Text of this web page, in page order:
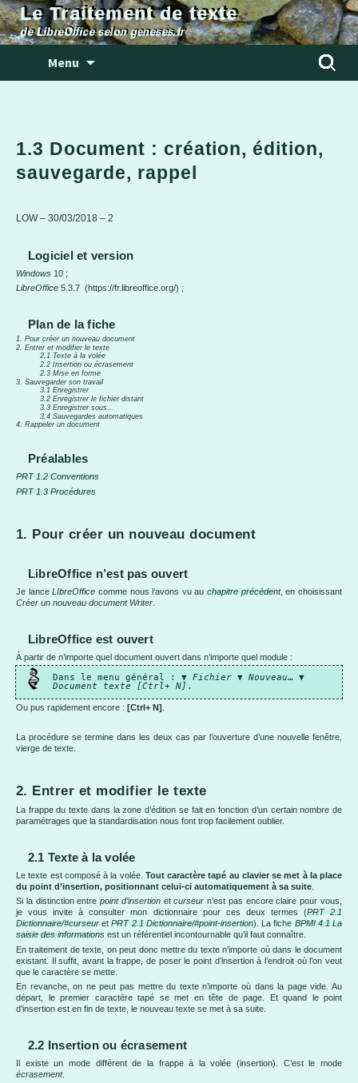
Le Traitement de texte
de LibreOffice selon geneses.fr
Menu
1.3 Document : création, édition,
sauvegarde, rappel
LOW – 30/03/2018 – 2
Logiciel et version
Windows 10 ;
LibreOffice 5.3.7 (https://fr.libreoffice.org/) ;
Plan de la fiche
1. Pour créer un nouveau document
2. Entrer et modifier le texte
2.1 Texte à la volée
2.2 Insertion ou écrasement
2.3 Mise en forme
3. Sauvegarder son travail
3.1 Enregistrer
3.2 Enregistrer le fichier distant
3.3 Enregistrer sous…
3.4 Sauvegardes automatiques
4. Rappeler un document
Préalables
PRT 1.2 Conventions
PRT 1.3 Procédures
1. Pour créer un nouveau document
LibreOffice n’est pas ouvert
Je lanceLIbreOffice comme nous l’avons vu auchapitre précédent, en choisissant
Créer un nouveau document Writer
LibreOffice est ouvert
À partir de n’importe quel document ouvert dans n’importe quel module :
Dans le menu général : ▼Fichier ▼Nouveau… ▼
Document texte [Ctrl+ N] .
Ou pus rapidement encore : [Ctrl+ N]
La procédure se termine dans les deux cas par l’ouverture d’une nouvelle fenêtre,
vierge de texte.
2. Entrer et modifier le texte
La frappe du texte dans la zone d’édition se fait en fonction d’un certain nombre de
paramétrages que la standardisation nous font trop facilement oublier.
2.1 Texte à la volée
Le texte est composé à la volée. Tout caractère tapé au clavier se met à la place
du point d’insertion, positionnant celui-ci automatiquement à sa suite
Si la distinction entrepoint d’insertionetcurseur n’est pas encore claire pour vous,
je vous invite à consulter mon dictionnaire pour ces deux termes (PRT 2.1
Dictionnaire/#curseur etPRT 2.1 Dictionnaire/#point-insertion). La fiche BPMI 4.1 La
saisie des informations est un référentiel incontournable qu’il faut connaître.
En traitement de texte, on peut donc mettre du texte n’importe où dans le document
existant. Il suffit, avant la frappe, de poser le point d’insertion à l’endroit où l’on veut
que le caractère se mette.
En revanche, on ne peut pas mettre du texte n’importe où dans la page vide. Au
départ, le premier caractère tapé se met en tête de page. Et quand le point
d’insertion est en fin de texte, le nouveau texte se met à sa suite.
2.2 Insertion ou écrasement
Il existe un mode différent de la frappe à la volée (insertion). C’est le mode
écrasement.